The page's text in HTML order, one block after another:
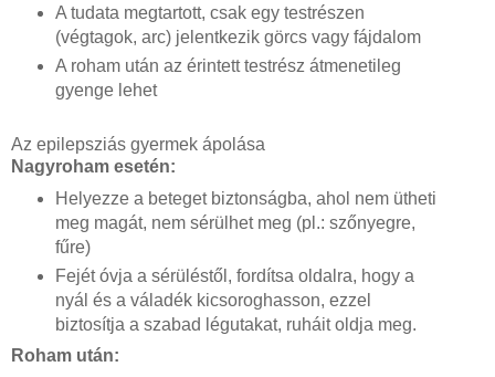
A tudata megtartott, csak egy testrészen
(végtagok, arc) jelentkezik görcs vagy fájdalom
A roham után az érintett testrész átmenetileg
gyenge lehet
Az epilepsziás gyermek ápolása
Nagyroham esetén:
Helyezze a beteget biztonságba, ahol nem ütheti
meg magát, nem sérülhet meg (pl.: szőnyegre,
fűre)
Fejét óvja a sérüléstől, fordítsa oldalra, hogy a
nyál és a váladék kicsoroghasson, ezzel
biztosítja a szabad légutakat, ruháit oldja meg.
Roham után: